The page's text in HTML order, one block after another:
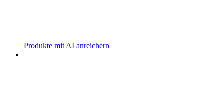
Produkte mit AI anreichern